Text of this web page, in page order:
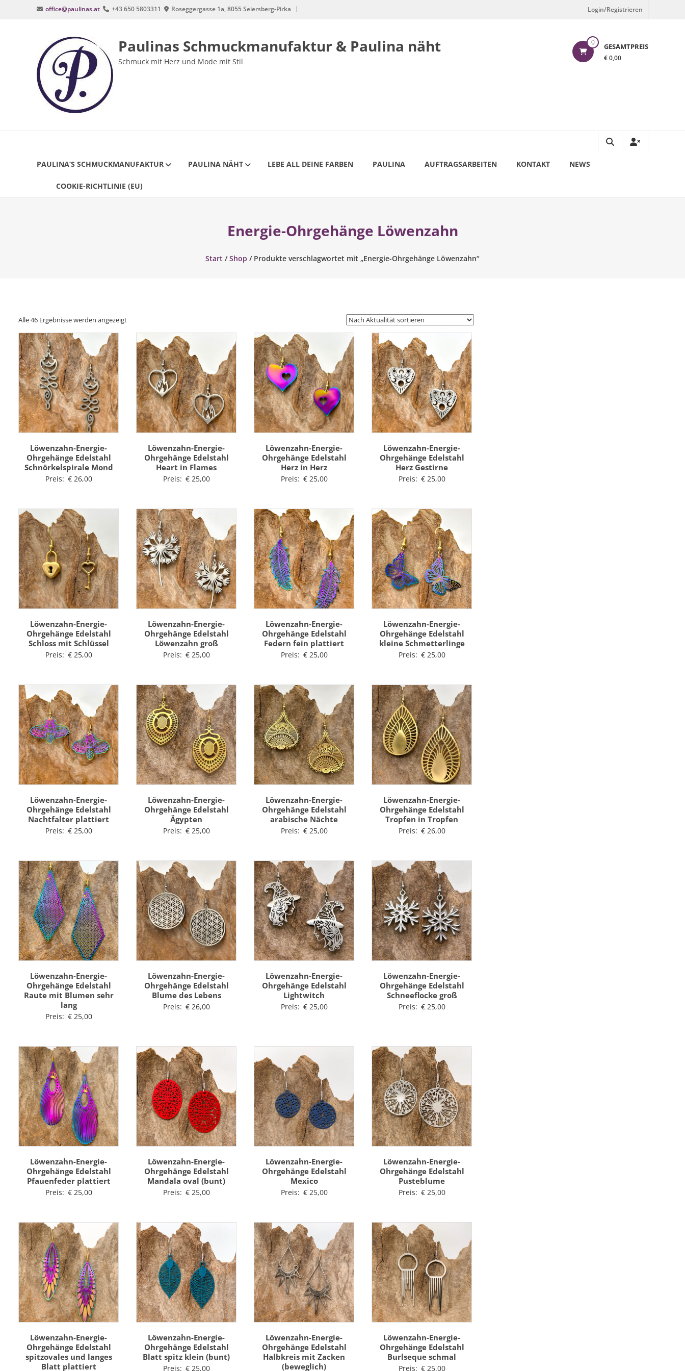
office@paulinas.at +43 650 5803311 Roseggergasse 1a, 8055 Seiersberg-Pirka Login/Registrieren
Paulinas Schmuckmanufaktur & Paulina näht
Schmuck mit Herz und Mode mit Stil
0 GESAMTPREIS
€ 0,00
PAULINA’S SCHMUCKMANUFAKTUR PAULINA NÄHT LEBE ALL DEINE FARBEN PAULINA AUFTRAGSARBEITEN KONTAKT NEWS
COOKIE-RICHTLINIE (EU)
Energie-Ohrgehänge Löwenzahn
Start /Shop / Produkte verschlagwortet mit „Energie-Ohrgehänge Löwenzahn“
Alle 46 Ergebnisse werden angezeigtNach
Aktualität
sortiert
Löwenzahn-Energie-
Ohrgehänge Edelstahl
Schnörkelspirale Mond
Preis: €26,00
Löwenzahn-Energie-
Ohrgehänge Edelstahl
Heart in Flames
Preis: €25,00
Löwenzahn-Energie-
Ohrgehänge Edelstahl
Herz in Herz
Preis: €25,00
Löwenzahn-Energie-
Ohrgehänge Edelstahl
Herz Gestirne
Preis: €25,00
Löwenzahn-Energie-
Ohrgehänge Edelstahl
Schloss mit Schlüssel
Preis: €25,00
Löwenzahn-Energie-
Ohrgehänge Edelstahl
Löwenzahn groß
Preis: €25,00
Löwenzahn-Energie-
Ohrgehänge Edelstahl
Federn fein plattiert
Preis: €25,00
Löwenzahn-Energie-
Ohrgehänge Edelstahl
kleine Schmetterlinge
Preis: €25,00
Löwenzahn-Energie-
Ohrgehänge Edelstahl
Nachtfalter plattiert
Preis: €25,00
Löwenzahn-Energie-
Ohrgehänge Edelstahl
Ägypten
Preis: €25,00
Löwenzahn-Energie-
Ohrgehänge Edelstahl
arabische Nächte
Preis: €25,00
Löwenzahn-Energie-
Ohrgehänge Edelstahl
Tropfen in Tropfen
Preis: €26,00
Löwenzahn-Energie-
Ohrgehänge Edelstahl
Raute mit Blumen sehr
lang
Preis: €25,00
Löwenzahn-Energie-
Ohrgehänge Edelstahl
Blume des Lebens
Preis: €26,00
Löwenzahn-Energie-
Ohrgehänge Edelstahl
Lightwitch
Preis: €25,00
Löwenzahn-Energie-
Ohrgehänge Edelstahl
Schneeflocke groß
Preis: €25,00
Löwenzahn-Energie-
Ohrgehänge Edelstahl
Pfauenfeder plattiert
Preis: €25,00
Löwenzahn-Energie-
Ohrgehänge Edelstahl
Mandala oval (bunt)
Preis: €25,00
Löwenzahn-Energie-
Ohrgehänge Edelstahl
Mexico
Preis: €25,00
Löwenzahn-Energie-
Ohrgehänge Edelstahl
Pusteblume
Preis: €25,00
Löwenzahn-Energie-
Ohrgehänge Edelstahl
spitzovales und langes
Blatt plattiert
Löwenzahn-Energie-
Ohrgehänge Edelstahl
Blatt spitz klein (bunt)
Preis: €25,00
Löwenzahn-Energie-
Ohrgehänge Edelstahl
Halbkreis mit Zacken
(beweglich)
Löwenzahn-Energie-
Ohrgehänge Edelstahl
Burlseque schmal
Preis: €25,00